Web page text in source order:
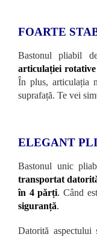
FOARTE
Bastonul pliabil
articulației rotative
În plus, articulația
suprafață. Te vei
ELEGANT
Bastonul unic
transportat
în 4 părți. Când
siguranță.
Datorită aspectului